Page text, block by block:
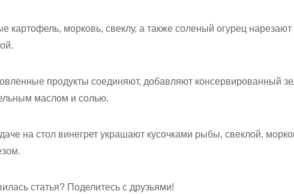
картофель, морковь, свеклу, а также соленый огурец
продукты соединяют, добавляют консервированный
маслом и солью.
на стол винегрет украшают кусочками рыбы, свеклой,
статья? Поделитесь с друзьями!